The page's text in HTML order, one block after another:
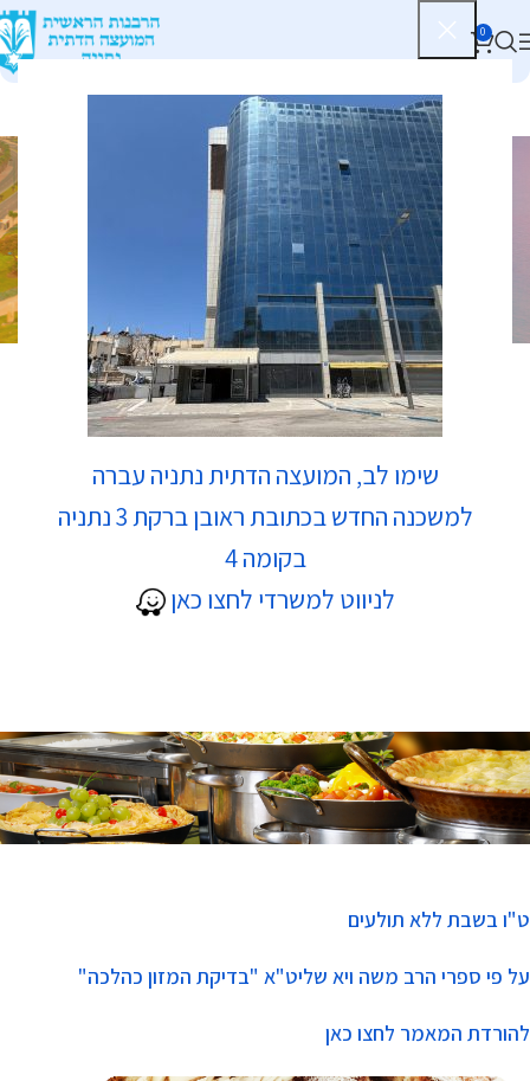
שימו לב, המועצה הדתית נתניה עברה
למשכנה החדש בכתובת ראובן ברקת 3 נתניה
בקומה 4
לניווט למשרדי לחצו כאן
0
נגיעות תולעים
בט"ו בשבט
מחלקת כשרות
רשימת עסקים כשרים
בהידור הכשרות
תהליך קבלת כשרות לעסק
ט"ו בשבת ללא תולעים
על פי ספרי הרב משה ויא שליט"א "בדיקת המזון כהלכה"
להורדת המאמר לחצו כאן